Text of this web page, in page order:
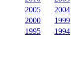
2005
2004
2000
1999
1995
1994